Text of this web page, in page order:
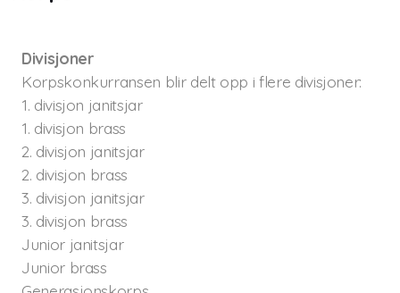
Divisjoner
Korpskonkurransen blir delt opp i flere divisjoner:
1. divisjon janitsjar
1. divisjon brass
2. divisjon janitsjar
2. divisjon brass
3. divisjon janitsjar
3. divisjon brass
Junior janitsjar
Junior brass